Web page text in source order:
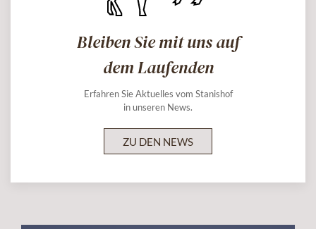
Bleiben Sie mit uns auf
dem Laufenden
Erfahren Sie Aktuelles vom Stanishof
in unseren News.
ZU DEN NEWS